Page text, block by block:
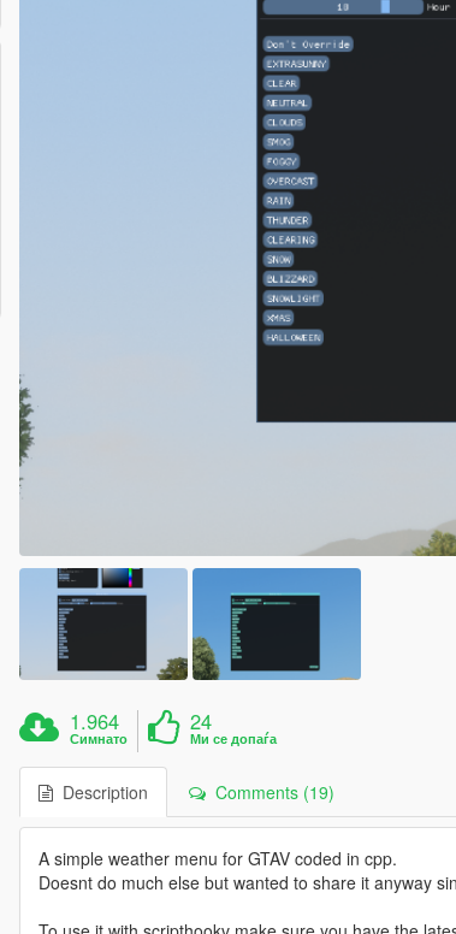
1.964
Симнато
24
Ми се допаѓа
Description Comments (19)
A simple weather menu for GTAV coded in cpp.
Doesnt do much else but wanted to share it anyway